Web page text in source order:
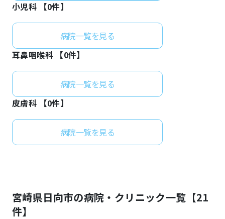
小児科 【0件】
病院一覧を見る
耳鼻咽喉科 【0件】
病院一覧を見る
皮膚科 【0件】
病院一覧を見る
宮崎県日向市の病院・クリニック一覧【21
件】